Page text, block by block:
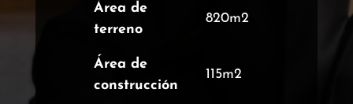
Área de
terreno
820m2
Área de
construcción
115m2